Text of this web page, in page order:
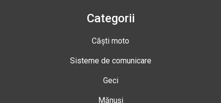
Categorii
Căști moto
Sisteme de comunicare
Geci
Mănuși